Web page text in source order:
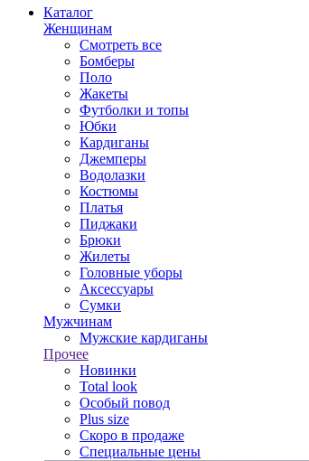
Каталог
Женщинам
Смотреть все
Бомберы
Поло
Жакеты
Футболки и топы
Юбки
Кардиганы
Джемперы
Водолазки
Костюмы
Платья
Пиджаки
Брюки
Жилеты
Головные уборы
Аксессуары
Сумки
Мужчинам
Мужские кардиганы
Прочее
Новинки
Total look
Особый повод
Plus size
Скоро в продаже
Специальные цены